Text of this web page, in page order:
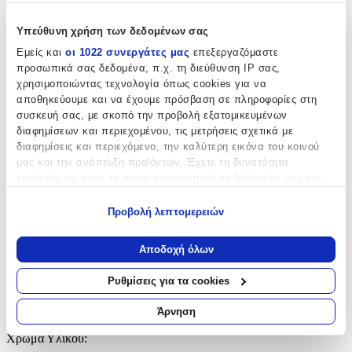
Υπεύθυνη χρήση των δεδομένων σας
Εμείς και οι 1022 συνεργάτες μας επεξεργαζόμαστε
προσωπικά σας δεδομένα, π.χ. τη διεύθυνση IP σας,
χρησιμοποιώντας τεχνολογία όπως cookies για να
αποθηκεύουμε και να έχουμε πρόσβαση σε πληροφορίες στη
συσκευή σας, με σκοπό την προβολή εξατομικευμένων
διαφημίσεων και περιεχομένου, τις μετρήσεις σχετικά με
διαφημίσεις και περιεχόμενο, την καλύτερη εικόνα του κοινού
μας και την ανάπτυξη προϊόντων. Έχετε τη δυνατότητα
Να συλλέξουμε πληροφορίες σχετικά με τη γεωγραφική
σας τοποθεσία, οι οποίες μπορεί να είναι ακριβείς σε
απόσταση μερικών μέτρων
Να αναγνωρίσουμε τη συσκευή σας σαρώνοντας ενεργά
για συγκεκριμένα χαρακτηριστικά (δακτυλικό αποτύπωμα)
Μάθετε περισσότερα σχετικά με τον τρόπο επεξεργασίας των
προσωπικών σας δεδομένων και καθορίστε τις προτιμήσεις σας
Προβολή λεπτομερειών
Αποδοχή όλων
Ρυθμίσεις για τα cookies
Άρνηση
Κατασκευαστής:
Senza
Βασικά Χαρακτηριστικά
Υλικό
Ανοξείδωτο Ατσάλι
Χρώμα Υλικού: